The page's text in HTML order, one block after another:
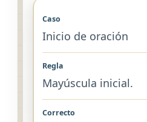
Inicio de oración
Mayúscula inicial.